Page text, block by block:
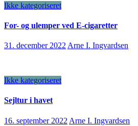
Ikke kategoriseret
For- og ulemper ved E-cigaretter
31. december 2022 Arne I. Ingvardsen
Ikke kategoriseret
Sejltur i havet
16. september 2022 Arne I. Ingvardsen